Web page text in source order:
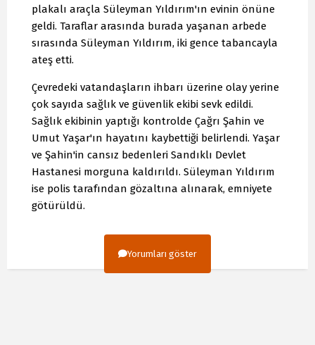
plakalı araçla Süleyman Yıldırım'ın evinin önüne
geldi. Taraflar arasında burada yaşanan arbede
sırasında Süleyman Yıldırım, iki gence tabancayla
ateş etti.
Çevredeki vatandaşların ihbarı üzerine olay yerine
çok sayıda sağlık ve güvenlik ekibi sevk edildi.
Sağlık ekibinin yaptığı kontrolde Çağrı Şahin ve
Umut Yaşar'ın hayatını kaybettiği belirlendi. Yaşar
ve Şahin'in cansız bedenleri Sandıklı Devlet
Hastanesi morguna kaldırıldı. Süleyman Yıldırım
ise polis tarafından gözaltına alınarak, emniyete
götürüldü.
Yorumları göster